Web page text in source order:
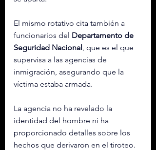
El mismo rotativo cita también a
funcionarios del Departamento de
Seguridad Nacional, que es el que
supervisa a las agencias de
inmigración, asegurando que la
víctima estaba armada.
La agencia no ha revelado la
identidad del hombre ni ha
proporcionado detalles sobre los
hechos que derivaron en el tiroteo.